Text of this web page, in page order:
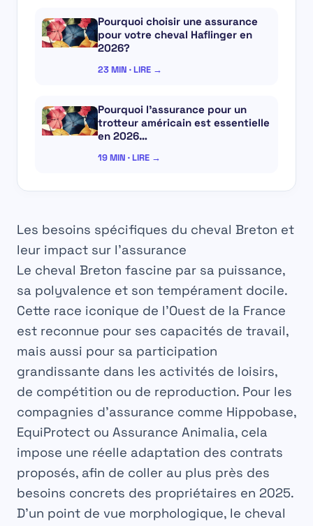
Pourquoi choisir une assurance
pour votre cheval Haflinger en
2026?
23 MIN · LIRE →
Pourquoi l’assurance pour un
trotteur américain est essentielle
en 2026…
19 MIN · LIRE →
Les besoins spécifiques du cheval Breton et
leur impact sur l’assurance
Le cheval Breton fascine par sa puissance,
sa polyvalence et son tempérament docile.
Cette race iconique de l’Ouest de la France
est reconnue pour ses capacités de travail,
mais aussi pour sa participation
grandissante dans les activités de loisirs,
de compétition ou de reproduction. Pour les
compagnies d’assurance comme Hippobase,
EquiProtect ou Assurance Animalia, cela
impose une réelle adaptation des contrats
proposés, afin de coller au plus près des
besoins concrets des propriétaires en 2025.
D’un point de vue morphologique, le cheval